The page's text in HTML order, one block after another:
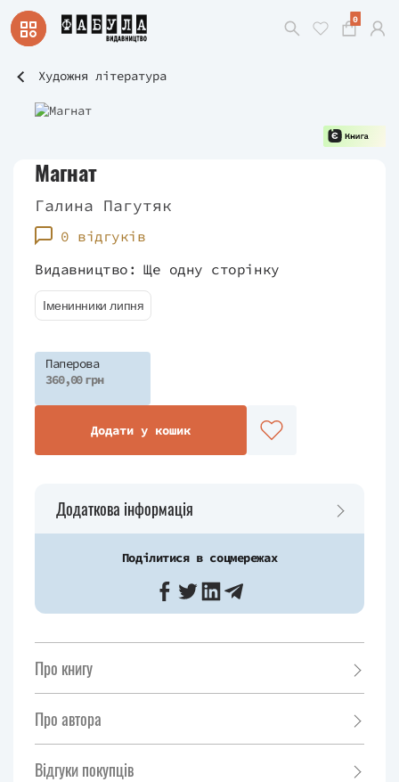
0
Художня література
Магнат
Галина Пагутяк
0 відгуків
Видавництво: Ще одну сторінку
Іменинники липня
Паперова
360,00 грн
Додати у кошик
Додаткова інформація
Поділитися в соцмережах
Про книгу
Про автора
Відгуки покупців